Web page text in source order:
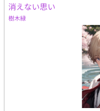
消えない思い
樹木緑